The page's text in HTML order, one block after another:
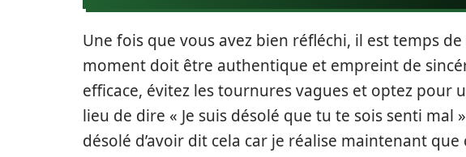
Une fois que vous avez bien réfléchi, il est temps
moment doit être authentique et empreint de
efficace, évitez les tournures vagues et optez pour
lieu de dire « Je suis désolé que tu te sois senti mal
désolé d’avoir dit cela car je réalise maintenant que